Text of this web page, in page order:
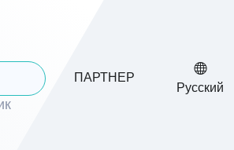
ПАРТНЕР
Русский